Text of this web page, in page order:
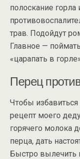
полоскание горла
трав. Подойдут
Главное —
«царапать в
Перец
Чтобы
рецепт моего
горячего молока
перца, дать
Быстро вылечить